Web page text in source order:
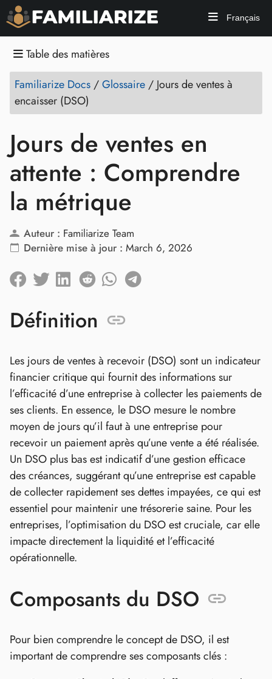
Français
Table des matières
Familiarize Docs /Glossaire / Jours de ventes à
encaisser (DSO)
Jours de ventes en
attente : Comprendre
la métrique
Auteur : Familiarize Team
Dernière mise à jour : March 6, 2026
Définition
Les jours de ventes à recevoir (DSO) sont un indicateur
financier critique qui fournit des informations sur
l’efficacité d’une entreprise à collecter les paiements de
ses clients. En essence, le DSO mesure le nombre
moyen de jours qu’il faut à une entreprise pour
recevoir un paiement après qu’une vente a été réalisée.
Un DSO plus bas est indicatif d’une gestion efficace
des créances, suggérant qu’une entreprise est capable
de collecter rapidement ses dettes impayées, ce qui est
essentiel pour maintenir une trésorerie saine. Pour les
entreprises, l’optimisation du DSO est cruciale, car elle
impacte directement la liquidité et l’efficacité
opérationnelle.
Composants du DSO
Pour bien comprendre le concept de DSO, il est
important de comprendre ses composants clés :